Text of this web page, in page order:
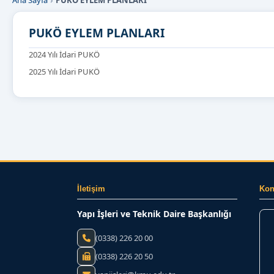
PUKÖ EYLEM PLANLARI
2024 Yılı İdari PUKÖ
2025 Yılı İdari PUKÖ
İletişim
Yapı İşleri ve Teknik Daire Başkanlığı
(0338) 226 20 00
(0338) 226 20 50